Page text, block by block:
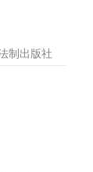
制出版社